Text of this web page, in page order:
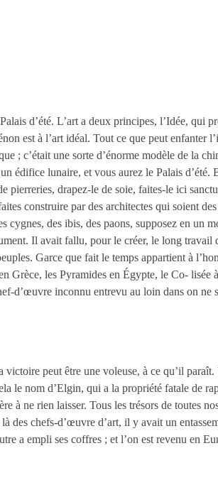
d’été. L’art a deux principes, l’Idée, qui
est à l’art idéal. Tout ce que peut enfanter
; c’était une sorte d’énorme modèle de la
édifice lunaire, et vous aurez le Palais d’été.
pierreries, drapez-le de soie, faites-le ici
construire par des architectes qui soient
cygnes, des ibis, des paons, supposez en un
Il avait fallu, pour le créer, le long travail
Garce que fait le temps appartient à
Grèce, les Pyramides en Égypte, le Co- lisée
d’œuvre inconnu entrevu au loin dans on ne
peut être une voleuse, à ce qu’il
le nom d’Elgin, qui a la propriété fatale de
à ne rien laisser. Tous les trésors de toutes
des chefs-d’œuvre d’art, il y avait un
a empli ses coffres ; et l’on est revenu en